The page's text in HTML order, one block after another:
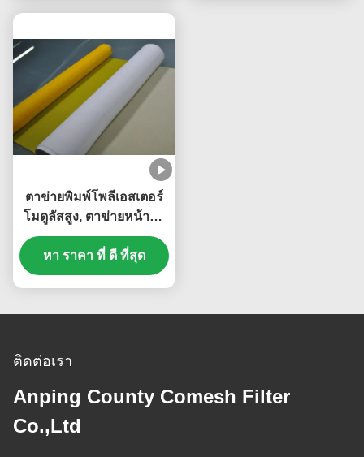
ตาข่ายพิมพ์โพลีเอสเตอร์
โมดูลัสสูง, ตาข่ายหน้าจอ
ไหมสำหรับการพิมพ์เสื้อยืด
หา ราคา ที่ ดี ที่สุด
ติดต่อเรา
Anping County Comesh Filter
Co.,Ltd